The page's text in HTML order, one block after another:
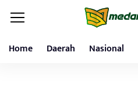
Home Daerah Nasional